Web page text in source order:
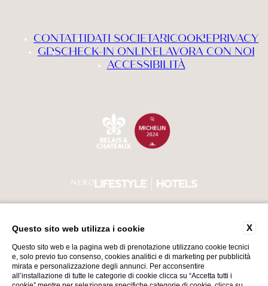
CONTATTIDATI SOCIETARICOOKIEPRIVACY
GDSCHECK-IN ONLINELAVORA CON NOI
ACCESSIBILITÀ
CIN IT017179A1GTLYRADS
X
Questo sito web utilizza i cookie
Questo sito web e la pagina web di prenotazione utilizzano cookie tecnici
e, solo previo tuo consenso, cookies analitici e di marketing per pubblicità
mirata e personalizzazione degli annunci. Per acconsentire
all’installazione di tutte le categorie di cookie clicca su “Accetta tutti i